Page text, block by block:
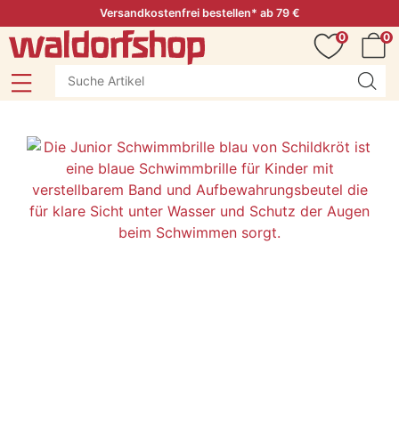
Versandkostenfrei bestellen* ab 79 €
0
0